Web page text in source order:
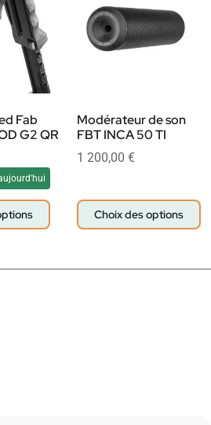
Fab
G2 QR
Modérateur de son
FBT INCA 50 TI
1 200,00 €
Choix des options